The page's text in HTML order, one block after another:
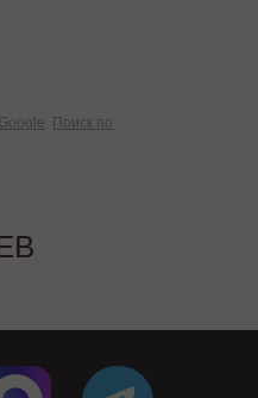
Google Поиск по